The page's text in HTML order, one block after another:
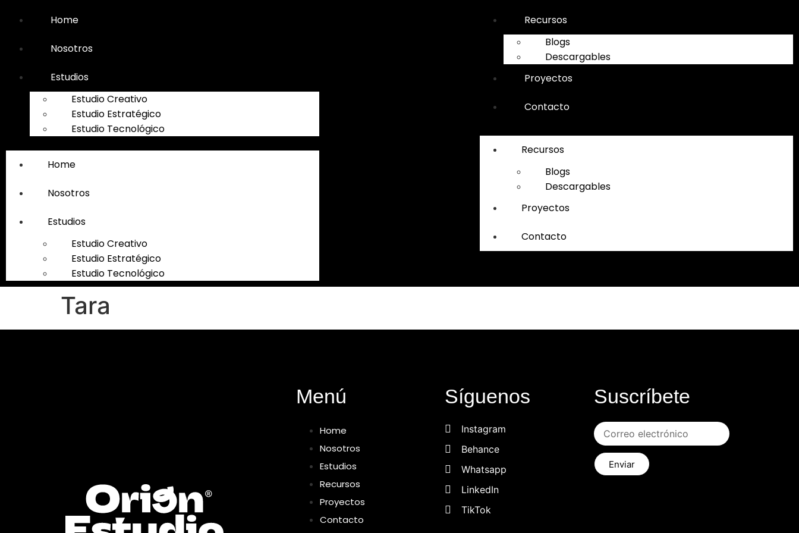
Home
Nosotros
Estudios
Estudio Creativo
Estudio Estratégico
Estudio Tecnológico
Home
Nosotros
Estudios
Estudio Creativo
Estudio Estratégico
Estudio Tecnológico
Recursos
Blogs
Descargables
Proyectos
Contacto
Recursos
Blogs
Descargables
Proyectos
Contacto
Tara
Menú
Home
Nosotros
Estudios
Recursos
Proyectos
Contacto
Síguenos
Instagram
Behance
Whatsapp
LinkedIn
TikTok
Suscríbete
Enviar